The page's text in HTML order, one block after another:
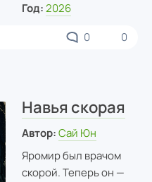
Год: 2026
0 0
Навья скорая
Автор: Сай Юн
Яромир был врачом
скорой. Теперь он —